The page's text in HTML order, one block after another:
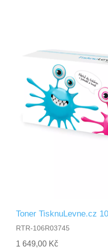
Toner TisknuLevne.cz
RTR-106R03745
1 649,00 Kč